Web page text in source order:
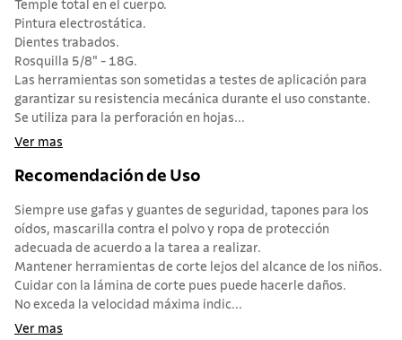
Temple total en el cuerpo.
Pintura electrostática.
Dientes trabados.
Rosquilla 5/8" - 18G.
Las herramientas son sometidas a testes de aplicación para
garantizar su resistencia mecánica durante el uso constante.
Se utiliza para la perforación en hojas...
Ver mas
Recomendación de Uso
Siempre use gafas y guantes de seguridad, tapones para los
oídos, mascarilla contra el polvo y ropa de protección
adecuada de acuerdo a la tarea a realizar.
Mantener herramientas de corte lejos del alcance de los niños.
Cuidar con la lámina de corte pues puede hacerle daños.
No exceda la velocidad máxima indic...
Ver mas